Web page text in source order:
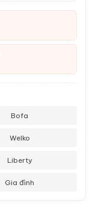
Bofa
Welko
Liberty
Gia đình